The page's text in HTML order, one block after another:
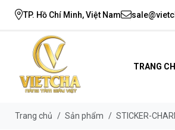
TP. Hồ Chí Minh, Việt Nam
TRANG
Trang chủ / Sản phẩm / STICKER-